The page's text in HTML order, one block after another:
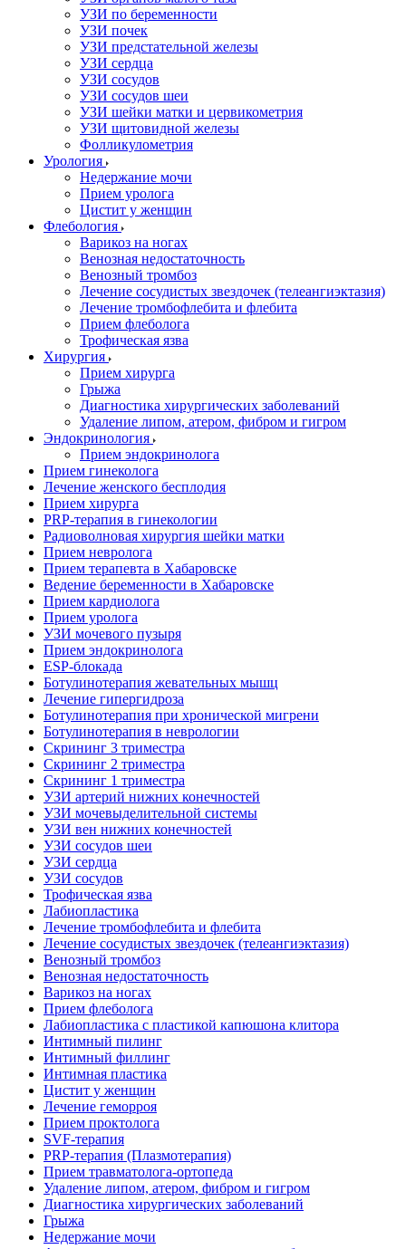
УЗИ по беременности
УЗИ почек
УЗИ предстательной железы
УЗИ сердца
УЗИ сосудов
УЗИ сосудов шеи
УЗИ шейки матки и цервикометрия
УЗИ щитовидной железы
Фолликулометрия
Урология
Недержание мочи
Прием уролога
Цистит у женщин
Флебология
Варикоз на ногах
Венозная недостаточность
Венозный тромбоз
Лечение сосудистых звездочек (телеангиэктазия)
Лечение тромбофлебита и флебита
Прием флеболога
Трофическая язва
Хирургия
Прием хирурга
Грыжа
Диагностика хирургических заболеваний
Удаление липом, атером, фибром и гигром
Эндокринология
Прием эндокринолога
Прием гинеколога
Лечение женского бесплодия
Прием хирурга
PRP-терапия в гинекологии
Радиоволновая хирургия шейки матки
Прием невролога
Прием терапевта в Хабаровске
Ведение беременности в Хабаровске
Прием кардиолога
Прием уролога
УЗИ мочевого пузыря
Прием эндокринолога
ESP-блокада
Ботулинотерапия жевательных мышц
Лечение гипергидроза
Ботулинотерапия при хронической мигрени
Ботулинотерапия в неврологии
Скрининг 3 триместра
Скрининг 2 триместра
Скрининг 1 триместра
УЗИ артерий нижних конечностей
УЗИ мочевыделительной системы
УЗИ вен нижних конечностей
УЗИ сосудов шеи
УЗИ сердца
УЗИ сосудов
Трофическая язва
Лабиопластика
Лечение тромбофлебита и флебита
Лечение сосудистых звездочек (телеангиэктазия)
Венозный тромбоз
Венозная недостаточность
Варикоз на ногах
Прием флеболога
Лабиопластика с пластикой капюшона клитора
Интимный пилинг
Интимный филлинг
Интимная пластика
Цистит у женщин
Лечение геморроя
Прием проктолога
SVF-терапия
PRP-терапия (Плазмотерапия)
Прием травматолога-ортопеда
Удаление липом, атером, фибром и гигром
Диагностика хирургических заболеваний
Грыжа
Недержание мочи